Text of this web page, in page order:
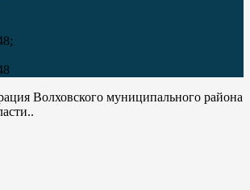
Волховского муниципального района